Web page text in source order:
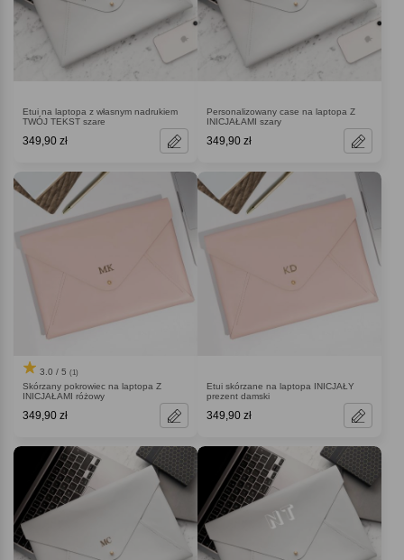
Etui na laptopa z własnym nadrukiem
TWÓJ TEKST szare
349,90 zł
Personalizowany case na laptopa Z
INICJAŁAMI szary
349,90 zł
3.0 / 5 (1)
Skórzany pokrowiec na laptopa Z
INICJAŁAMI różowy
349,90 zł
Etui skórzane na laptopa INICJAŁY
prezent damski
349,90 zł